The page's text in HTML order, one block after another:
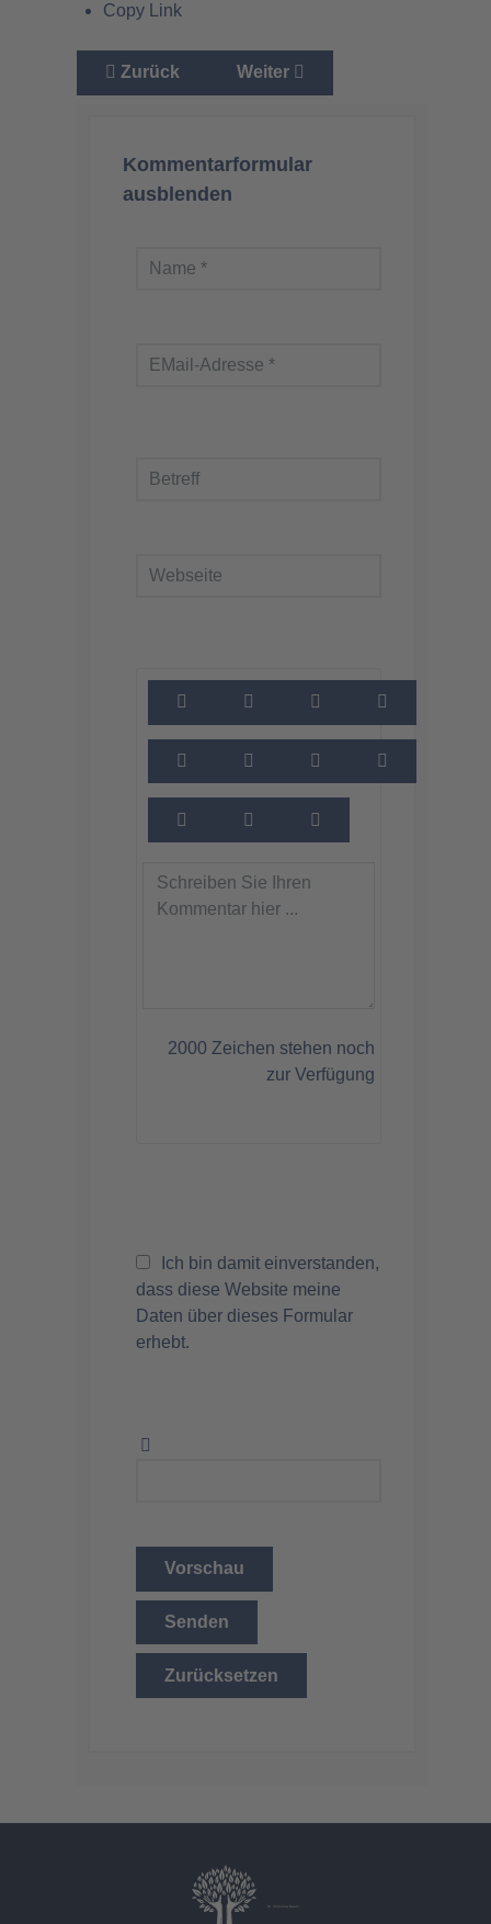
Copy Link
Vorheriger Beitrag: Grüne Sabotage an
Zurück Nächster Beitrag: Der
Weiter
Kommentarformular
ausblenden
2000 Zeichen stehen noch
zur Verfügung
Ich bin damit einverstanden,
dass diese Website meine
Daten über dieses Formular
erhebt.
Vorschau
Senden
Zurücksetzen
Dr. Christina Baum